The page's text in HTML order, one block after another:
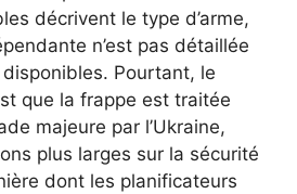
décrivent le type d’arme,
n’est pas détaillée
Pourtant, le
que la frappe est traitée
majeure par l’Ukraine,
plus larges sur la sécurité
dont les planificateurs